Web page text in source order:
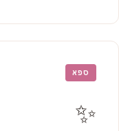
ספא
✨